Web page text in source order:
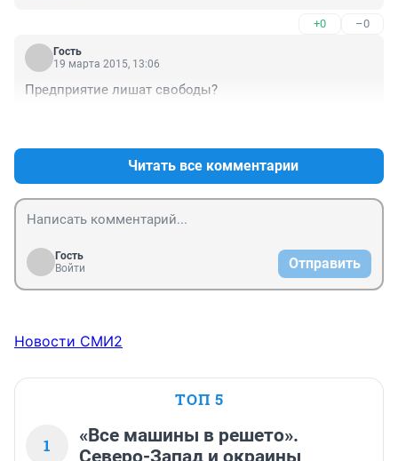
+0 –0
Гость
19 марта 2015, 13:06
Предприятие лишат свободы?
Читать все комментарии
Гость
Войти
Отправить
Новости СМИ2
ТОП 5
1
«Все машины в решето».
Северо-Запад и окраины